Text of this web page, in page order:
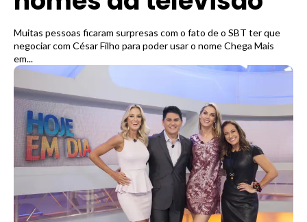
Muitas pessoas ficaram surpresas com o fato de o SBT ter que
negociar com César Filho para poder usar o nome Chega Mais
em...